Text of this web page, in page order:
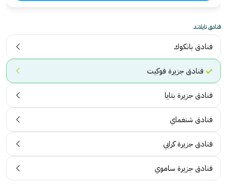
فنادق تايلاند
فنادق بانكوك
فنادق جزيرة فوكيت
فنادق جزيرة بتايا
فنادق شنغماي
فنادق جزيرة كرابي
فنادق جزيرة ساموي